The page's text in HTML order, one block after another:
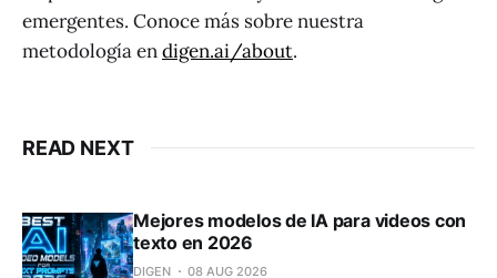
emergentes. Conoce más sobre nuestra
metodología endigen.ai/about.
READ NEXT
Mejores modelos de IA para videos con
texto en 2026
DIGEN 08 AUG 2026